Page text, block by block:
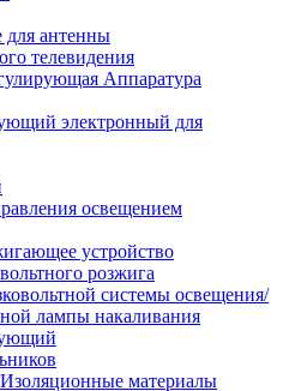
антенны
телевидения
Аппаратура
электронный для
освещением
устройство
розжига
системы освещения/
лампы накаливания